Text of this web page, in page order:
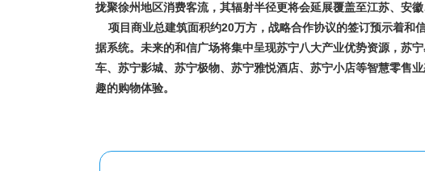
拢聚徐州地区消费客流，其辐射半径更将会延展覆盖至江苏、安
项目商业总建筑面积约20万方，战略合作协议的签订预示着和
据系统。未来的和信广场将集中呈现苏宁八大产业优势资源，苏
车、苏宁影城、苏宁极物、苏宁雅悦酒店、苏宁小店等智慧零售
趣的购物体验。